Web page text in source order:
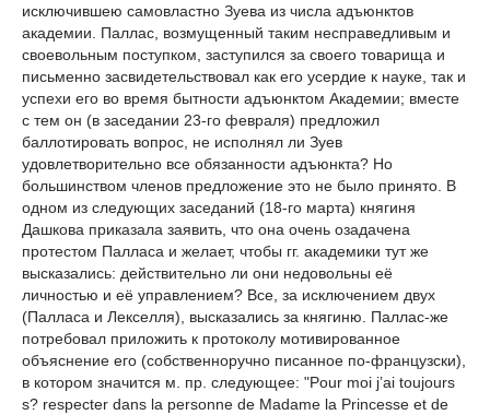
исключившею самовластно Зуева из числа адъюнктов
академии. Паллас, возмущенный таким несправедливым и
своевольным поступком, заступился за своего товарища и
письменно засвидетельствовал как его усердие к науке, так и
успехи его во время бытности адъюнктом Академии; вместе
с тем он (в заседании 23-го февраля) предложил
баллотировать вопрос, не исполнял ли Зуев
удовлетворительно все обязанности адъюнкта? Но
большинством членов предложение это не было принято. В
одном из следующих заседаний (18-го марта) княгиня
Дашкова приказала заявить, что она очень озадачена
протестом Палласа и желает, чтобы гг. академики тут же
высказались: действительно ли они недовольны её
личностью и её управлением? Все, за исключением двух
(Палласа и Лекселля), высказались за княгиню. Паллас-же
потребовал приложить к протоколу мотивированное
объяснение его (собственноручно писанное по-французски),
в котором значится м. пр. следующее: "Pour moi j’ai toujours
s? respecter dans la personne de Madame la Princesse et de